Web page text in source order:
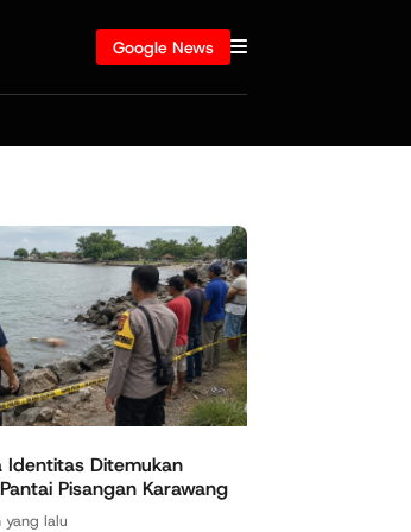
Google News
Identitas Ditemukan
Pisangan Karawang
yang lalu